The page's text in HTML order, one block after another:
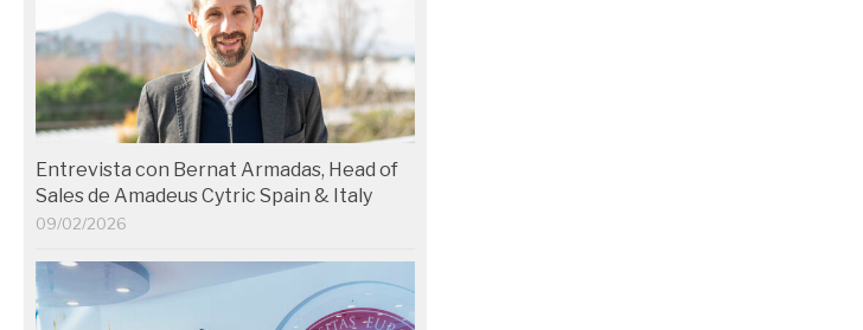
Entrevista con Bernat Armadas, Head of
Sales de Amadeus Cytric Spain & Italy
09/02/2026